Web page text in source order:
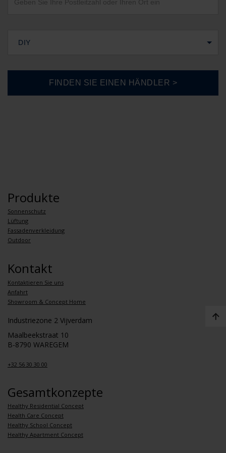
DIY
Produkte
Sonnenschutz
Lüftung
Fassadenverkleidung
Outdoor
Kontakt
Kontaktieren Sie uns
Anfahrt
Showroom & Concept Home
Industriezone 2 Vijverdam
Maalbeekstraat 10
B-8790 WAREGEM
+32 56 30 30 00
Gesamtkonzepte
Healthy Residential Concept
Health Care Concept
Healthy School Concept
Healthy Apartment Concept